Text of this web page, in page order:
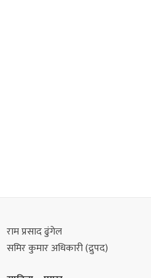
राम प्रसाद ढुंगेल
समिर कुमार अधिकारी (द्रुपद)